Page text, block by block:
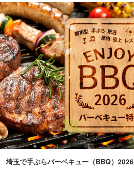
埼玉で手ぶらバーベキュー（BBQ）2026